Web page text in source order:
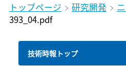
トップページ 研究開発
393_04.pdf
技術時報トップ